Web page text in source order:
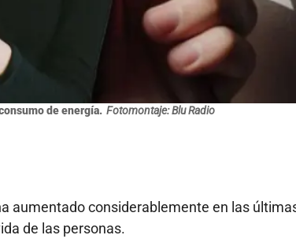
de energía. Fotomontaje: Blu Radio
aumentado considerablemente en las
de las personas.